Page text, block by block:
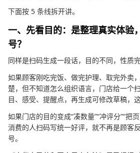
下面按 5 条线拆开讲。
一、先看目的：是整理真实体验
号？
同样是扫码生成一段话，目的不同，性质完
如果顾客刚吃完饭、做完护理、取完外卖
楚，但不知道怎么组织语言，门店给一个
目、感受、提醒点，再生成可修改草稿，
如果门店的目的变成“凑数量”“冲评分”“把
消费的人扫码写统一好评，就不再是顾客
号。